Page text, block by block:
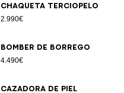
Chaqueta terciopelo
2.990€
Bomber de borrego
4.490€
Cazadora de piel